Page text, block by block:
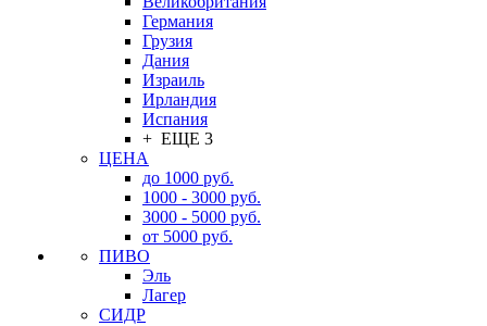
Германия
Грузия
Дания
Израиль
Ирландия
Испания
+ ЕЩЕ 3
ЦЕНА
до 1000 руб.
1000 - 3000 руб.
3000 - 5000 руб.
от 5000 руб.
ПИВО
Эль
Лагер
СИДР